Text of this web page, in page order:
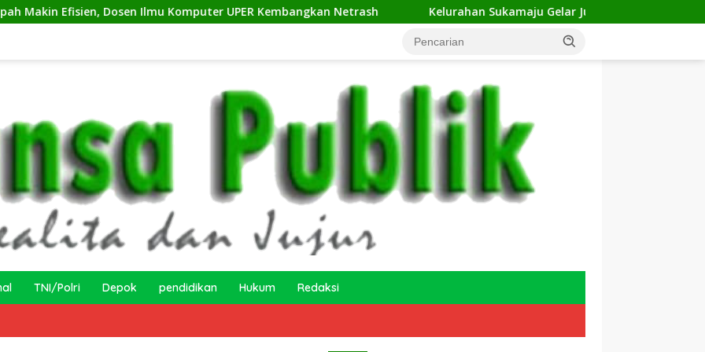
Dosen Ilmu Komputer UPER Kembangkan Netrash Kelurahan Sukamaju Gelar Jumat Bersih di RW 23, Warga
TNI/Polri Depok pendidikan Hukum Redaksi